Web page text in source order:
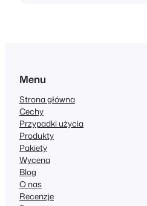
Menu
Strona główna
Cechy
Przypadki użycia
Produkty
Pakiety
Wycena
Blog
O nas
Recenzje